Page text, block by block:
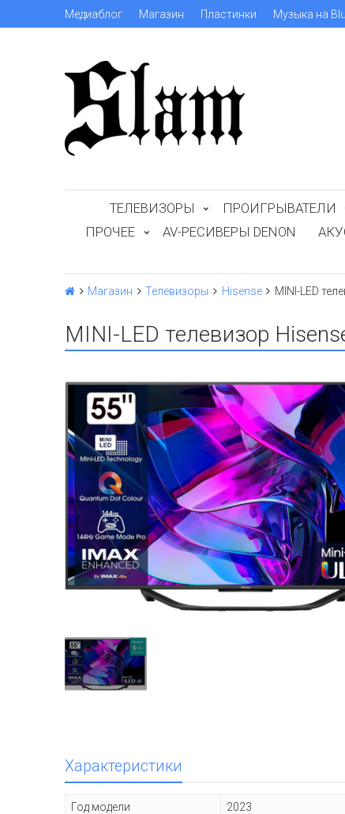
Медиаблог Магазин Пластинки Музыка на
ТЕЛЕВИЗОРЫ ПРОИГРЫВАТЕЛИ
ПРОЧЕЕ
AV-РЕСИВЕРЫ DENON
Магазин Телевизоры Hisense MINI-LED
MINI-LED телевизор
Характеристики
Год модели
2023